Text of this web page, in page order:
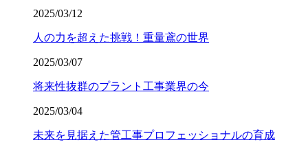
2025/03/12
人の力を超えた挑戦！重量鳶の世界
2025/03/07
将来性抜群のプラント工事業界の今
2025/03/04
未来を見据えた管工事プロフェッショナルの育成